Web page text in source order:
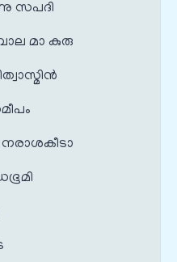
സപദി
മാ കുരു